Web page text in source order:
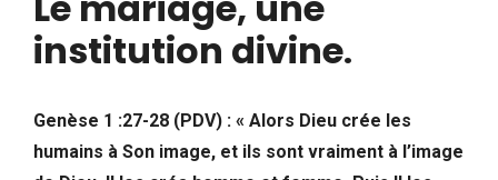
institution divine.
Genèse 1 :27-28 (PDV) : « Alors Dieu crée les
humains à Son image, et ils sont vraiment à l’image